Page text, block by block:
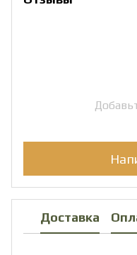
Доставка